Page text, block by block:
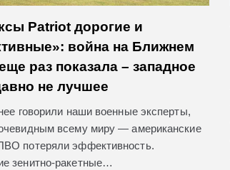
Patriot дорогие и
война на Ближнем
раз показала – западное
не лучшее
говорили наши военные эксперты,
всему миру — американские
потеряли эффективность.
зенитно-ракетные…